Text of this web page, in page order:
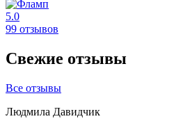
5.0
99 отзывов
Свежие отзывы
Все отзывы
Людмила Давидчик